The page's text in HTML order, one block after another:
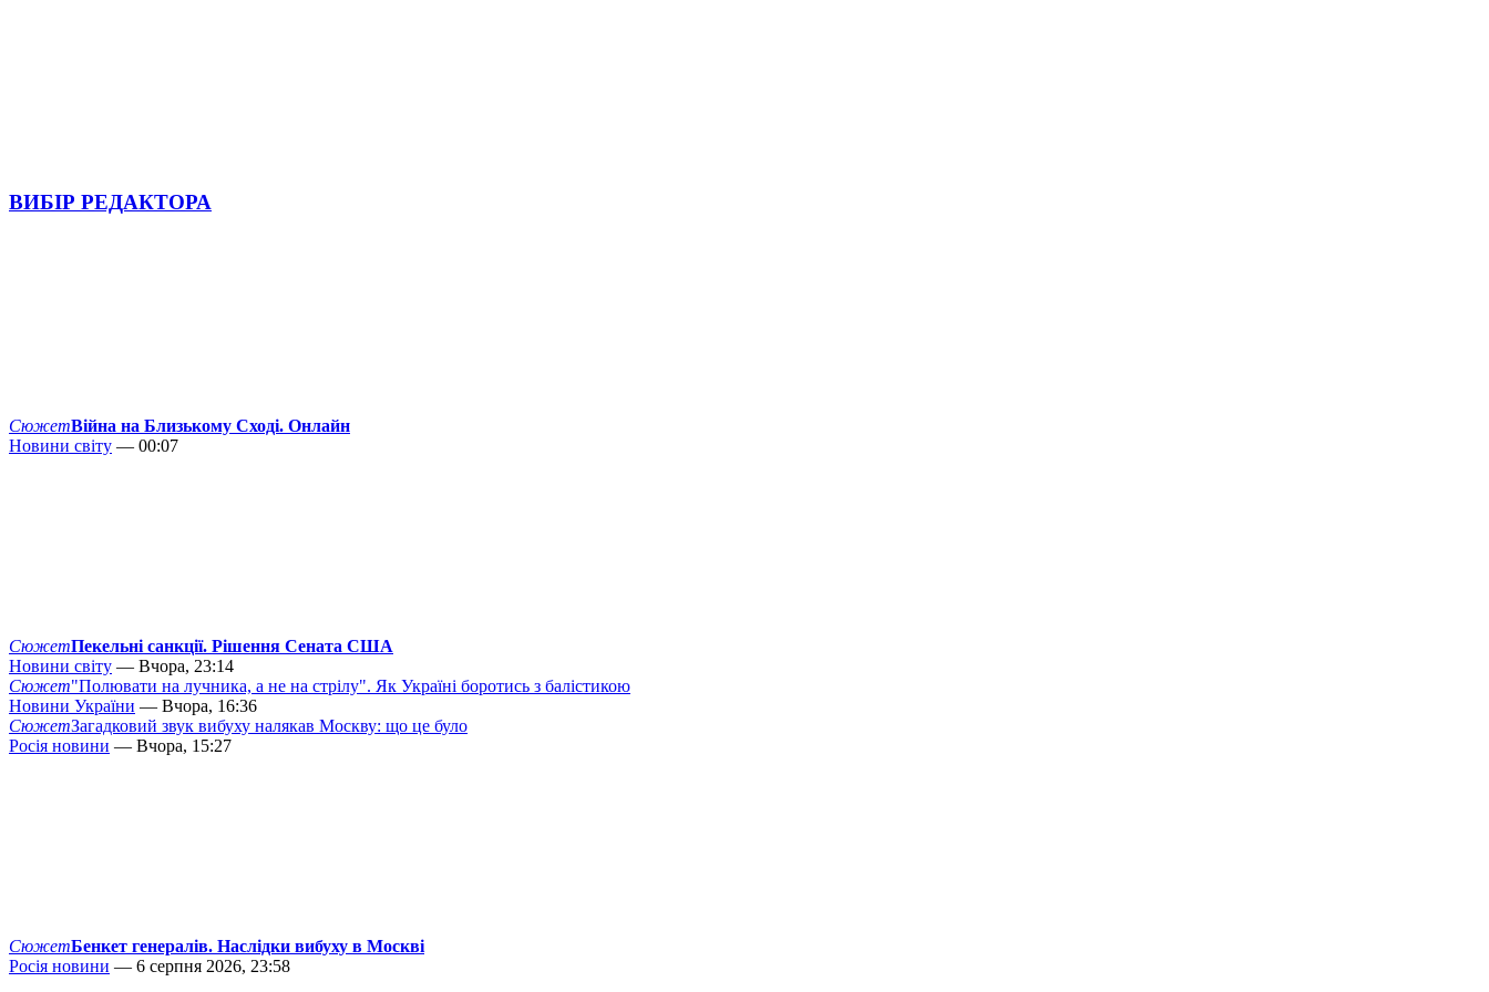
ВИБІР РЕДАКТОРА
СюжетВійна на Близькому Сході. Онлайн
Новини світу — 00:07
СюжетПекельні санкції. Рішення Сената США
Новини світу — Вчора, 23:14
Сюжет"Полювати на лучника, а не на стрілу". Як Україні боротись з балістикою
Новини України — Вчора, 16:36
СюжетЗагадковий звук вибуху налякав Москву: що це було
Росія новини — Вчора, 15:27
СюжетБенкет генералів. Наслідки вибуху в Москві
Росія новини — 6 серпня 2026, 23:58